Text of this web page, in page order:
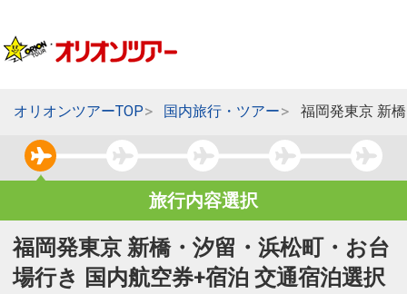
オリオンツアーTOP 国内旅行・ツアー 福岡発東京 新
旅行内容選択
福岡発東京 新橋・汐留・浜松町・お台
場行き 国内航空券+宿泊 交通宿泊選択